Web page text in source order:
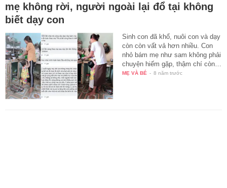
mẹ không rời, người ngoài lại đổ tại không
biết dạy con
Sinh con đã khổ, nuôi con và dạy
còn còn vất vả hơn nhiều. Con
nhỏ bám mẹ như sam không phải
chuyện hiếm gặp, thậm chí còn…
MẸ VÀ BÉ - 8 năm trước